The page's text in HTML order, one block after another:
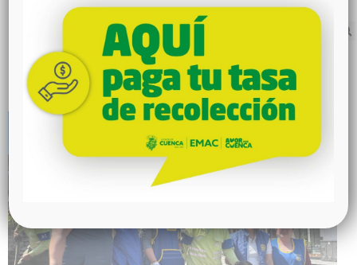
Sembramos vida con el apoyo del Club
Rotario de Cuenca